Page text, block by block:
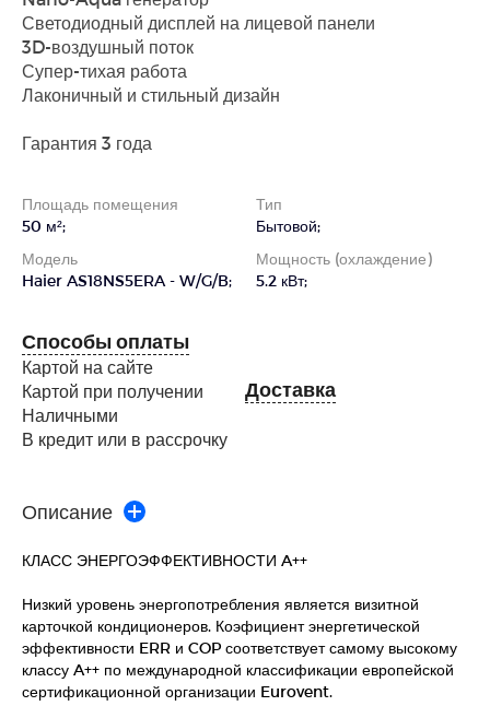
Светодиодный дисплей на лицевой панели
3D-воздушный поток
Супер-тихая работа
Лаконичный и стильный дизайн
Гарантия 3 года
Площадь помещения
50 м²;
Тип
Бытовой;
Модель
Haier AS18NS5ERA - W/G/B;
Мощность (охлаждение)
5.2 кВт;
Способы оплаты
Картой на сайте
Картой при получении
Наличными
В кредит или в рассрочку
Доставка
Описание
КЛАСС ЭНЕРГОЭФФЕКТИВНОСТИ A++
Низкий уровень энергопотребления является визитной
карточкой кондиционеров. Коэфициент энергетической
эффективности ERR и COP соответствует самому высокому
классу A++ по международной классификации европейской
сертификационной организации Eurovent.